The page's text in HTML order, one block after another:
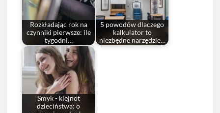
Rozkładając rok na
czynniki pierwsze: ile
tygodni…
5 powodów dlaczego
kalkulator to
niezbędne narzędzie…
Smyk - klejnot
dzieciństwa: o